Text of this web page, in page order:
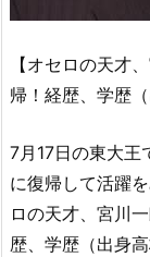
【オセロの天才
帰！経歴、学歴
7月17日の東大王
に復帰して活躍
ロの天才、宮川
歴、学歴（出身